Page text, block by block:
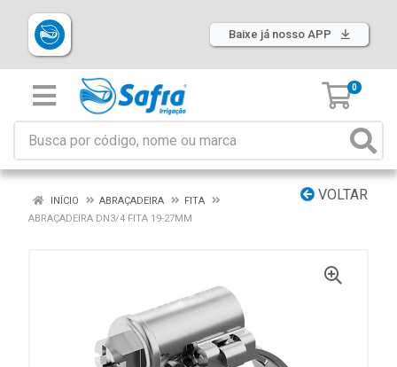
Baixe já nosso APP
0
VOLTAR
INÍCIO ABRAÇADEIRA
FITA
ABRAÇADEIRA DN3/4 FITA 19-27MM